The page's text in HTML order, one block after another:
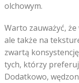
olchowym.
Warto zauważyć,
ale także na
zwartą
tych, którzy
Dodatkowo,